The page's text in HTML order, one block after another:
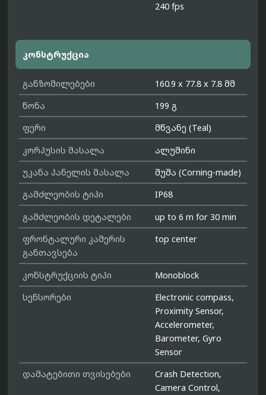
240 fps
კონსტრუქცია
განზომილებები
160.9 x 77.8 x 7.8 მმ
წონა
199 გ
ფერი
მწვანე (Teal)
კორპუსის მასალა
ალუმინი
უკანა პანელის მასალა
შუშა (Corning-made)
გამძლეობის ტიპი
IP68
გამძლეობის დეტალები
up to 6 m for 30 min
ფრონტალური კამერის
განთავსება
top center
კონსტრუქციის ტიპი
Monoblock
სენსორები
Electronic compass,
Proximity Sensor,
Accelerometer,
Barometer, Gyro
Sensor
დამატებითი თვისებები
Crash Detection,
Camera Control,